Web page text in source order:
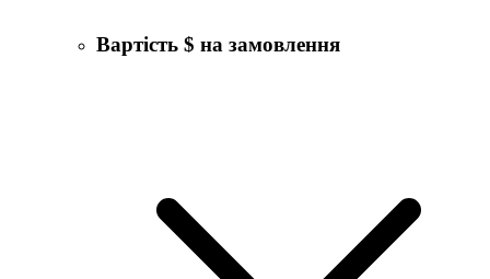
Вартість $ на замовлення